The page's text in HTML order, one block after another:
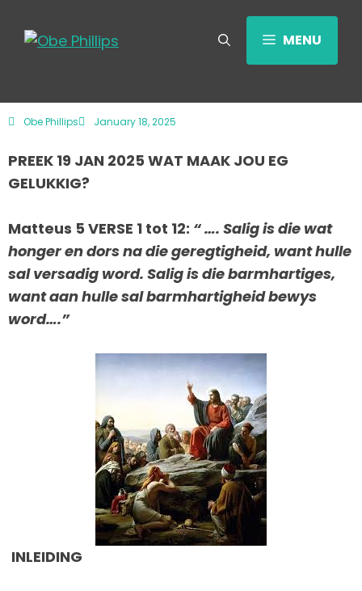
MENU
Obe Phillips January 18, 2025
PREEK 19 JAN 2025 WAT MAAK JOU EG
GELUKKIG?
Matteus 5 VERSE 1 tot 12: “ …. Salig is die wat
honger en dors na die geregtigheid, want hulle
sal versadig word. Salig is die barmhartiges,
want aan hulle sal barmhartigheid bewys
word….”
INLEIDING